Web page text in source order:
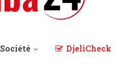
Société DjeliCheck